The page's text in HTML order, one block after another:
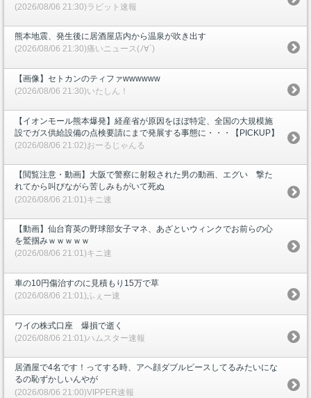
(2026/08/06 21:30)ラビット速報
熊本地震、発生後に居酒屋店内から温泉が吹き出す
(2026/08/06 21:30)痛いニュース(ﾉ∀`)
【画像】セトカンのティファwwwwww
(2026/08/06 21:30)いたしん！
【イオンモール熊本爆発】経産省が原因をほぼ特定、全国の大規模施
設でガス供給設備の点検要請にまで発展する事態に・・・【PICKUP】
(2026/08/06 21:02)おーるじゃんる
【閲覧注意・動画】大阪で警察に射殺された男の動画、エグい 撃た
れてから叫びながら苦しみもがいて死ぬ
(2026/08/06 21:01)キニ速
【動画】仙台育英の野球部女子マネ、あざといウィンクでお前らの心
を鷲掴みｗｗｗｗｗ
(2026/08/06 21:01)キニ速
車の10円傷治すのに見積もり15万で草
(2026/08/06 21:01)ふぇー速
ワイの株式口座 爆損で逝く
(2026/08/06 21:01)ハムスター速報
居酒屋で4名です！ってする時、アヘ顔ダブルピースしてるみたいにな
るの恥ずかしいんやが
(2026/08/06 21:00)VIPPER速報